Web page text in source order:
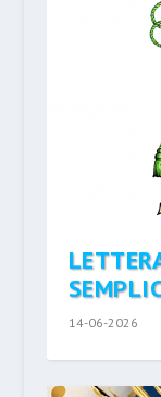
14-06-2026